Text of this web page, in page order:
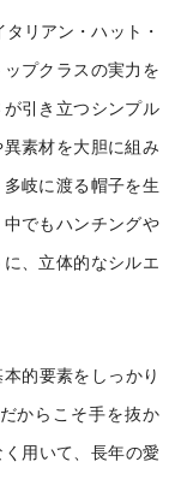
リアン・ハット・
プクラスの実力を
引き立つシンプル
素材を大胆に組み
岐に渡る帽子を生
でもハンチングや
、立体的なシルエ
的要素をしっかり
からこそ手を抜か
用いて、長年の愛